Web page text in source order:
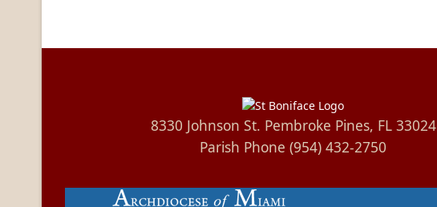
8330 Johnson St. Pembroke Pines, FL 33024
Parish Phone (954) 432-2750